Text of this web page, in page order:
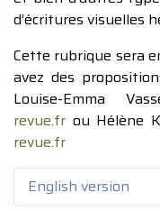
d’écritures visuelles
Cette rubrique sera
avez des
Louise-Emma
revue.fr ou Hélène
revue.fr
English version